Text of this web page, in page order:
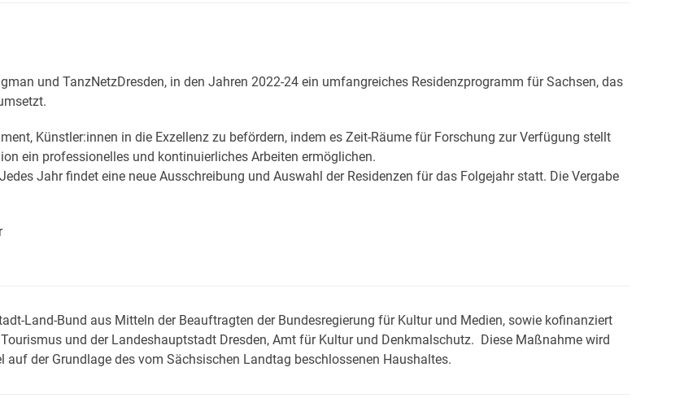
und TanzNetzDresden, in den Jahren 2022-24 ein umfangreiches Residenzprogramm für Sachsen, das
Künstler:innen in die Exzellenz zu befördern, indem es Zeit-Räume für Forschung zur Verfügung stellt
ein professionelles und kontinuierliches Arbeiten ermöglichen.
Jahr findet eine neue Ausschreibung und Auswahl der Residenzen für das Folgejahr statt. Die Vergabe
Land-Bund aus Mitteln der Beauftragten der Bundesregierung für Kultur und Medien, sowie kofinanziert
und der Landeshauptstadt Dresden, Amt für Kultur und Denkmalschutz. Diese Maßnahme wird
der Grundlage des vom Sächsischen Landtag beschlossenen Haushaltes.